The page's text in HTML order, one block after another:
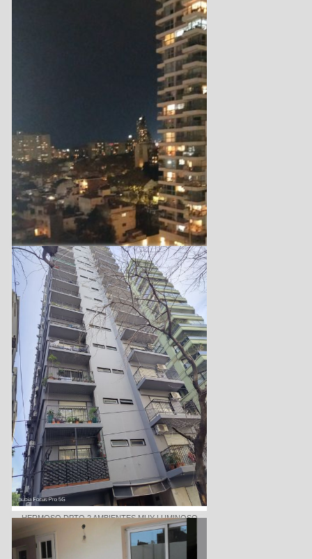
Luminoso 2 ambientes a la calle con gran vista
panorámica de 360G/// balcón de 19m
VENTA
Dormitorios:1
Código 1974-32654
USD 130000
HERMOSO DPTO 2 AMBIENTES MUY LUMINOSO
BAJAS EXPENSAS
VENTA
Dormitorios: